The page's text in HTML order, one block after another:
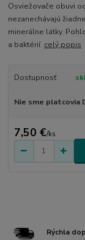
Osviežovače obuvi
nezanechávajú
minerálne látky.
a baktérií. celý popis
Dostupnosť
Nie sme platcovia
7,50 €/ks
Rýchla